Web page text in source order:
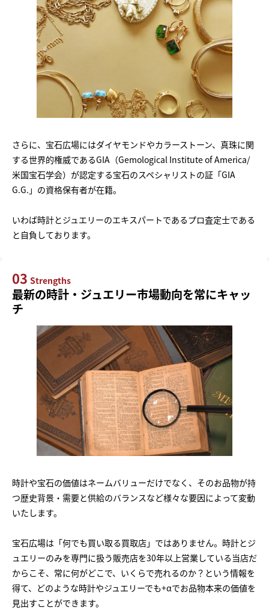
さらに、宝石広場にはダイヤモンドやカラーストーン、真珠に関
する世界的権威であるGIA（Gemological Institute of America/
米国宝石学会）が認定する宝石のスペシャリストの証「GIA
G.G.」の資格保有者が在籍。
いわば時計とジュエリーのエキスパートであるプロ査定士である
と自負しております。
03 Strengths
最新の時計・ジュエリー市場動向を常にキャッ
チ
時計や宝石の価値はネームバリューだけでなく、そのお品物が持
つ歴史背景・需要と供給のバランスなど様々な要因によって変動
いたします。
宝石広場は「何でも買い取る買取店」ではありません。時計とジ
ュエリーのみを専門に扱う販売店を30年以上営業している当店だ
からこそ、常に何がどこで、いくらで売れるのか？という情報を
得て、どのような時計やジュエリーでも+αでお品物本来の価値を
見出すことができます。